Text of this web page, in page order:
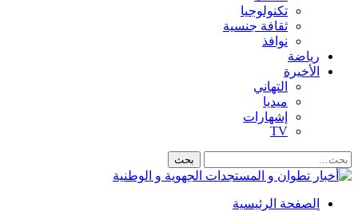
تكنولوجيا
ثقافة جنسية
نوافذ
رياضة
الأخيرة
التهاني
ميديا
إشهارات
TV
الصفحة الرئيسية